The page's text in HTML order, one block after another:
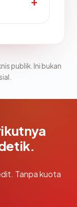
publik. Ini bukan
Tanpa kuota